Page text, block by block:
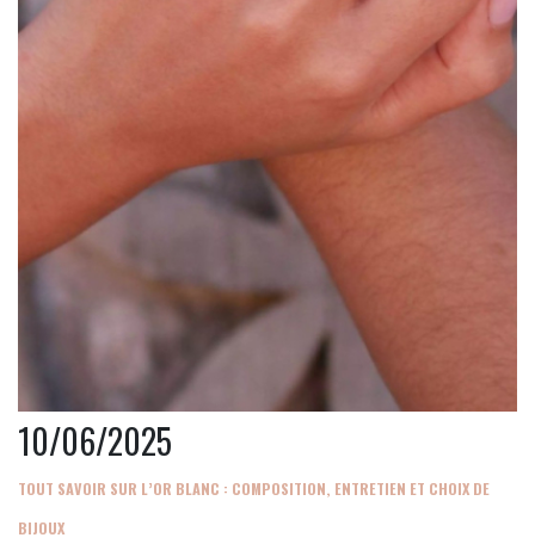
10/06/2025
TOUT SAVOIR SUR L’OR BLANC : COMPOSITION, ENTRETIEN ET CHOIX DE
BIJOUX